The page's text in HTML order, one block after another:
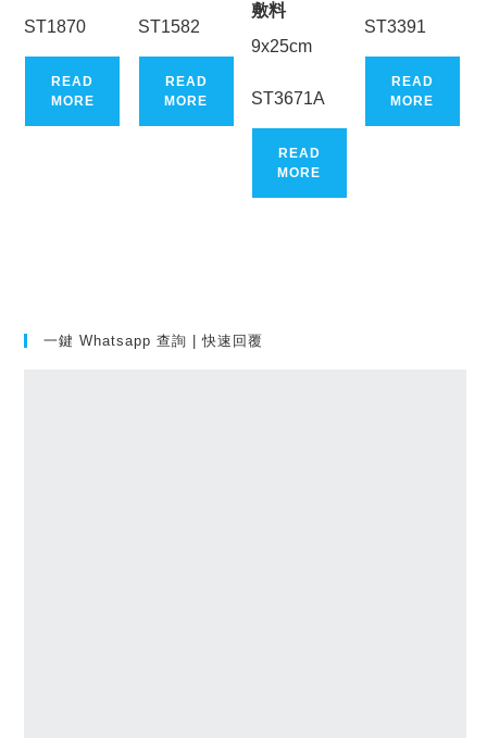
ST1870
READ
MORE
ST1582
READ
MORE
敷料
9x25cm
ST3671A
READ
MORE
ST3391
READ
MORE
一鍵 Whatsapp 查詢 | 快速回覆